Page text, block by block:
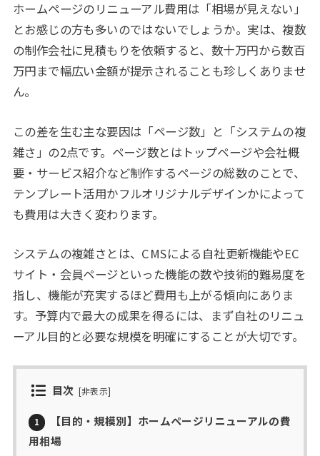
ホームページのリニューアル費用は「相場が見えない」
とお感じの方も多いのではないでしょうか。実は、複数
の制作会社に見積もりを依頼すると、数十万円から数百
万円まで幅広い金額が提示されることも珍しくありませ
ん。
この差を生む主な要因は「ページ数」と「システムの複
雑さ」の2点です。ページ数とはトップページや会社概
要・サービス紹介など制作するページの総数のことで、
テンプレート活用かフルオリジナルデザインかによって
も費用は大きく変わります。
システムの複雑さとは、CMSによる自社更新機能やEC
サイト・会員ページといった機能の数や技術的難易度を
指し、機能が充実するほど費用も上がる傾向にありま
す。予算内で最大の成果を得るには、まず自社のリニュ
ーアル目的と必要な規模を明確にすることが大切です。
目次 [非表示]
1
【目的・規模別】ホームページリニューアルの費
用相場